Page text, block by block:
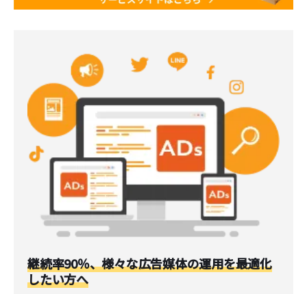
継続率90％、様々な広告媒体の運用を最適化
したい方へ